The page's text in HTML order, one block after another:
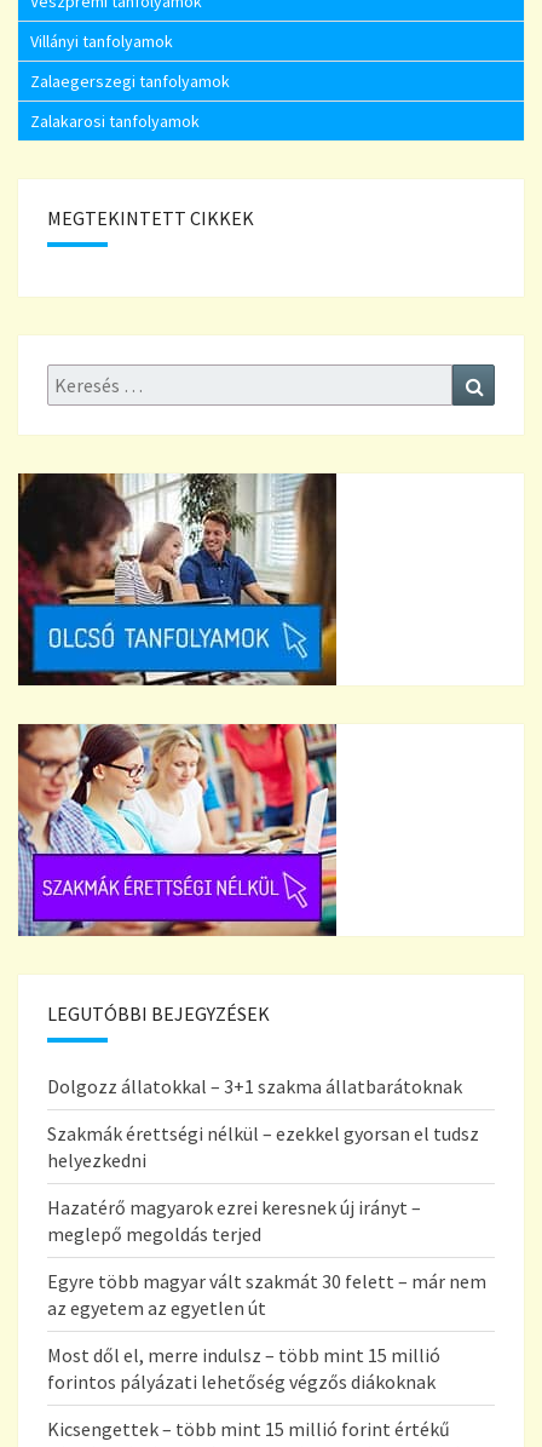
Villányi tanfolyamok
Zalaegerszegi tanfolyamok
Zalakarosi tanfolyamok
MEGTEKINTETT CIKKEK
Keresés:
LEGUTÓBBI BEJEGYZÉSEK
Dolgozz állatokkal – 3+1 szakma állatbarátoknak
Szakmák érettségi nélkül – ezekkel gyorsan el tudsz
helyezkedni
Hazatérő magyarok ezrei keresnek új irányt –
meglepő megoldás terjed
Egyre több magyar vált szakmát 30 felett – már nem
az egyetem az egyetlen út
Most dől el, merre indulsz – több mint 15 millió
forintos pályázati lehetőség végzős diákoknak
Kicsengettek – több mint 15 millió forint értékű